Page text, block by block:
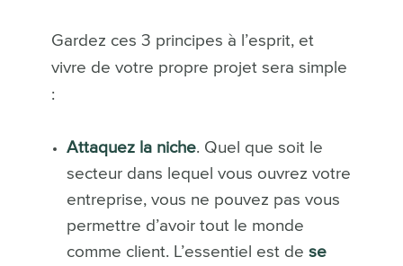
Gardez ces 3 principes à l’esprit, et
vivre de votre propre projet sera simple
:
Attaquez la niche. Quel que soit le
secteur dans lequel vous ouvrez votre
entreprise, vous ne pouvez pas vous
permettre d’avoir tout le monde
comme client. L’essentiel est de se